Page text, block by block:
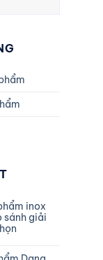
inox
sánh giải